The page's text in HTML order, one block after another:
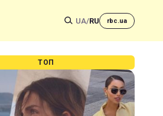
UA/RU rbc.ua
ТОП